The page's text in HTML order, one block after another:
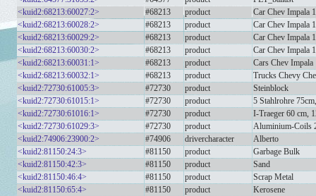
<kuid2:68213:60027:2>
#68213 product
Car Chev Impala
<kuid2:68213:60028:2>
#68213 product
Car Chev Impala
<kuid2:68213:60029:2>
#68213 product
Car Chev Impala
<kuid2:68213:60030:2>
#68213 product
Car Chev Impala
<kuid2:68213:60031:1>
#68213 product
Cars Chev Impala
<kuid2:68213:60032:1>
#68213 product
Trucks Chevy
<kuid2:72730:61005:3>
#72730 product
Steinblock
<kuid2:72730:61015:1>
#72730 product
5 Stahlrohre
<kuid2:72730:61016:1>
#72730 product
I-Traeger 60 cm,
<kuid2:72730:61029:3>
#72730 product
Aluminium-Coils
<kuid2:74906:23900:2>
#74906 drivercharacter
Alberto
<kuid2:81150:24:3>
#81150 product
Garbage Bulk
<kuid2:81150:42:3>
#81150 product
Sand
<kuid2:81150:46:4>
#81150 product
Scrap Metal
<kuid2:81150:65:4>
#81150 product
Kerosene